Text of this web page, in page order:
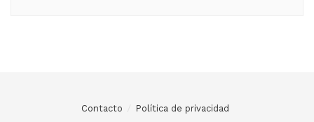
Contacto Política de privacidad